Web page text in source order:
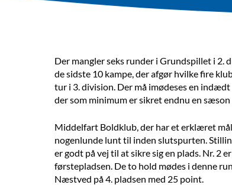
Der mangler seks runder i Grundspillet i 2.
de sidste 10 kampe, der afgør hvilke fire
tur i 3. division. Der må imødeses en
der som minimum er sikret endnu en sæson
Middelfart Boldklub, der har et erklæret
nogenlunde lunt til inden slutspurten.
er godt på vej til at sikre sig en plads. Nr. 2
førstepladsen. De to hold mødes i denne
Næstved på 4. pladsen med 25 point.